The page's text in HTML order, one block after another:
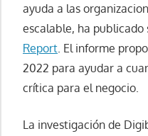
ayuda a las
escalable, ha
Report. El informe
2022 para ayudar a
crítica para el negocio.
La investigación de